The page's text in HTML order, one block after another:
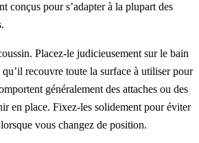
conçus pour s’adapter à la plupart des
Placez-le judicieusement sur le bain
recouvre toute la surface à utiliser pour
généralement des attaches ou des
en place. Fixez-les solidement pour éviter
vous changez de position.